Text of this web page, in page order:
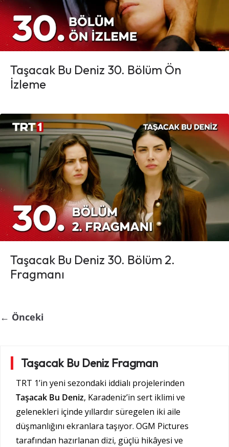
Taşacak Bu Deniz 30. Bölüm Ön
İzleme
Taşacak Bu Deniz 30. Bölüm 2.
Fragmanı
← Önceki
Taşacak Bu Deniz Fragman
TRT 1’in yeni sezondaki iddialı projelerinden
Taşacak Bu Deniz, Karadeniz’in sert iklimi ve
gelenekleri içinde yıllardır süregelen iki aile
düşmanlığını ekranlara taşıyor. OGM Pictures
tarafından hazırlanan dizi, güçlü hikâyesi ve